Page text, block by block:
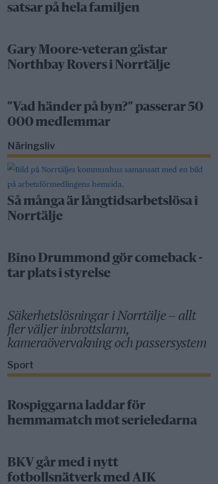
satsar på hela familjen
Gary Moore-veteran gästar
Northbay Rovers i Norrtälje
”Vad händer på byn?” passerar 50
000 medlemmar
Näringsliv
Så många är långtidsarbetslösa i
Norrtälje
Bino Drummond gör comeback -
tar plats i styrelse
Säkerhetslösningar i Norrtälje – allt
fler väljer inbrottslarm,
kameraövervakning och passersystem
Sport
Rospiggarna laddar för
hemmamatch mot serieledarna
BKV går med i nytt
fotbollsnätverk med AIK